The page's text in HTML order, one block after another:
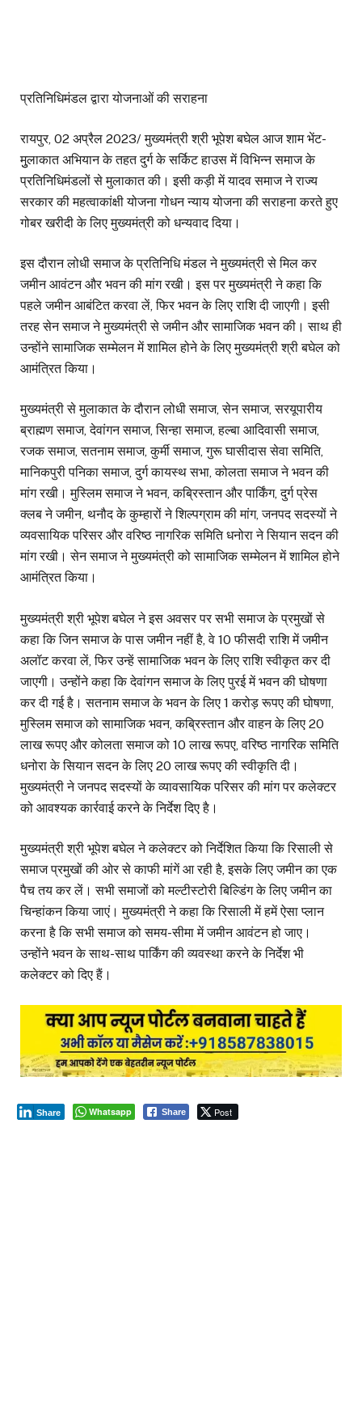
प्रतिनिधिमंडल द्वारा योजनाओं की सराहना
रायपुर, 02 अप्रैल 2023/ मुख्यमंत्री श्री भूपेश बघेल आज शाम भेंट-
मुुलाकात अभियान के तहत दुर्ग के सर्किट हाउस में विभिन्न समाज के
प्रतिनिधिमंडलों से मुलाकात की। इसी कड़ी में यादव समाज ने राज्य
सरकार की महत्वाकांक्षी योजना गोधन न्याय योजना की सराहना करते हुए
गोबर खरीदी के लिए मुख्यमंत्री को धन्यवाद दिया।
इस दौरान लोधी समाज के प्रतिनिधि मंडल ने मुख्यमंत्री से मिल कर
जमीन आवंटन और भवन की मांग रखी। इस पर मुख्यमंत्री ने कहा कि
पहले जमीन आबंटित करवा लें, फिर भवन के लिए राशि दी जाएगी। इसी
तरह सेन समाज ने मुख्यमंत्री से जमीन और सामाजिक भवन की। साथ ही
उन्होंने सामाजिक सम्मेलन में शामिल होने के लिए मुख्यमंत्री श्री बघेल को
आमंत्रित किया।
मुख्यमंत्री से मुलाकात के दौरान लोधी समाज, सेन समाज, सरयूपारीय
ब्राह्मण समाज, देवांगन समाज, सिन्हा समाज, हल्बा आदिवासी समाज,
रजक समाज, सतनाम समाज, कुर्मी समाज, गुरू घासीदास सेवा समिति,
मानिकपुरी पनिका समाज, दुर्ग कायस्थ सभा, कोलता समाज ने भवन की
मांग रखी। मुस्लिम समाज ने भवन, कब्रिस्तान और पार्किंग, दुर्ग प्रेस
क्लब ने जमीन, थनौद के कुम्हारों ने शिल्पग्राम की मांग, जनपद सदस्यों ने
व्यवसायिक परिसर और वरिष्ठ नागरिक समिति धनोरा ने सियान सदन की
मांग रखी। सेन समाज ने मुख्यमंत्री को सामाजिक सम्मेलन में शामिल होने
आमंत्रित किया।
मुख्यमंत्री श्री भूपेश बघेल ने इस अवसर पर सभी समाज के प्रमुखों से
कहा कि जिन समाज के पास जमीन नहीं है, वे 10 फीसदी राशि में जमीन
अलॉट करवा लें, फिर उन्हें सामाजिक भवन के लिए राशि स्वीकृत कर दी
जाएगी। उन्होंने कहा कि देवांगन समाज के लिए पुरई में भवन की घोषणा
कर दी गई है। सतनाम समाज के भवन के लिए 1 करोड़ रूपए की घोषणा,
मुस्लिम समाज को सामाजिक भवन, कब्रिस्तान और वाहन के लिए 20
लाख रूपए और कोलता समाज को 10 लाख रूपए, वरिष्ठ नागरिक समिति
धनोरा के सियान सदन के लिए 20 लाख रूपए की स्वीकृति दी।
मुख्यमंत्री ने जनपद सदस्यों के व्यावसायिक परिसर की मांग पर कलेक्टर
को आवश्यक कार्रवाई करने के निर्देश दिए है।
मुख्यमंत्री श्री भूपेश बघेल ने कलेक्टर को निर्देशित किया कि रिसाली से
समाज प्रमुखों की ओर से काफी मांगें आ रही है, इसके लिए जमीन का एक
पैच तय कर लें। सभी समाजों को मल्टीस्टोरी बिल्डिंग के लिए जमीन का
चिन्हांकन किया जाएं। मुख्यमंत्री ने कहा कि रिसाली में हमें ऐसा प्लान
करना है कि सभी समाज को समय-सीमा में जमीन आवंटन हो जाए।
उन्होंने भवन के साथ-साथ पार्किंग की व्यवस्था करने के निर्देश भी
कलेक्टर को दिए हैं।
Whatsapp Share Post
Share